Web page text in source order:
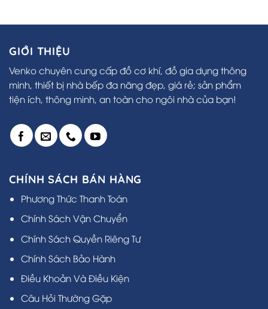
GIỚI THIỆU
Venko chuyên cung cấp đồ cơ khí, đồ gia dụng thông
minh, thiết bị nhà bếp đa năng đẹp, giá rẻ; sản phẩm
tiện ích, thông minh, an toàn cho ngôi nhà của bạn!
CHÍNH SÁCH BÁN HÀNG
Phương Thức Thanh Toán
Chính Sách Vận Chuyển
Chính Sách Quyền Riêng Tư
Chính Sách Bảo Hành
Điều Khoản Và Điều Kiện
Câu Hỏi Thường Gặp